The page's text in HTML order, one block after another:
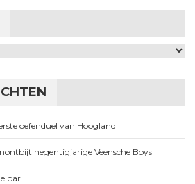
oefenduel van Hoogland
negentigjarige Veensche Boys
bar